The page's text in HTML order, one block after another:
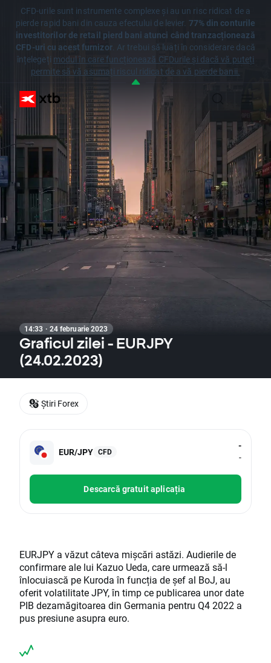
CFD-urile sunt instrumente complexe și au un risc ridicat de a
pierde rapid bani din cauza efectului de levier. 77% din conturile
investitorilor de retail pierd bani atunci când tranzacționează
CFD-uri cu acest furnizor. Ar trebui să luați în considerare dacă
înțelegeți modul în care funcționează CFDurile și dacă vă puteți
permite să vă asumați riscul ridicat de a vă pierde banii.
14:33 · 24 februarie 2023
Graficul zilei - EURJPY
(24.02.2023)
EUR/JPY CFD
-
-
Descarcă gratuit aplicația
EURJPY a văzut câteva mișcări astăzi. Audierile de
confirmare ale lui Kazuo Ueda, care urmează să-l
înlocuiască pe Kuroda în funcția de șef al BoJ, au
oferit volatilitate JPY, în timp ce publicarea unor date
PIB dezamăgitoarea din Germania pentru Q4 2022 a
pus presiune asupra euro.
Știri Forex